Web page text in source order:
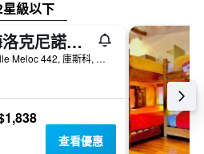
星級以下
梅洛克尼諾斯酒店
Calle Meloc 442, 庫斯科, 秘魯
查看優惠